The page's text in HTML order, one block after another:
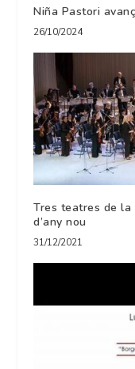
Niña Pastori
26/10/2024
Tres teatres de la
d’any nou
31/12/2021